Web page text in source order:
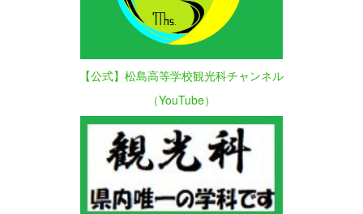
【公式】松島高等学校観光科チャンネル
（YouTube）